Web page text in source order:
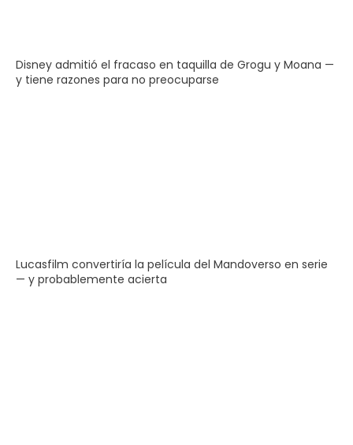
Disney admitió el fracaso en taquilla de Grogu y Moana —
y tiene razones para no preocuparse
Lucasfilm convertiría la película del Mandoverso en serie
— y probablemente acierta